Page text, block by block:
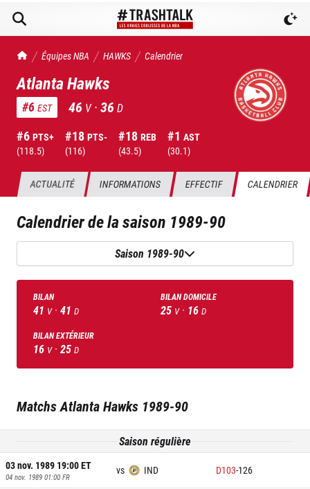
TrashTalk Actu NBA
Équipes NBA HAWKS Calendrier
Atlanta Hawks
#6 EST 46 V ·36 D
#6 PTS+
(118.5)
#18 PTS-
(116)
#18 REB
(43.5)
#1 AST
(30.1)
ACTUALITÉ INFORMATIONS EFFECTIF CALENDRIER
Calendrier de la saison 1989-90
Saison 1989-90
BILAN
41 V · 41 D
BILAN DOMICILE
25 V · 16 D
BILAN EXTÉRIEUR
16 V · 25 D
MatchsAtlanta Hawks 1989-90
Saison régulière
03 nov. 1989 19:00ET
04 nov. 1989 01:00 FR
vs IND D103-126